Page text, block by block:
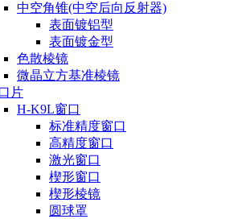
中空角锥(中空后向反射器)
表面镀铝型
表面镀金型
色散棱镜
微晶立方基准棱镜
片
H-K9L窗口
标准精度窗口
高精度窗口
激光窗口
楔形窗口
楔形棱镜
圆球罩